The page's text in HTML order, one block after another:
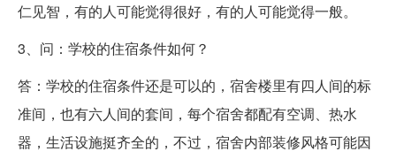
仁见智，有的人可能觉得很好，有的人可能觉得一般。
3、问：学校的住宿条件如何？
答：学校的住宿条件还是可以的，宿舍楼里有四人间的标
准间，也有六人间的套间，每个宿舍都配有空调、热水
器，生活设施挺齐全的，不过，宿舍内部装修风格可能因